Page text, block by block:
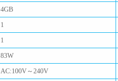
4GB
1
1
83W
AC:100V～240V